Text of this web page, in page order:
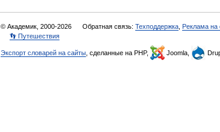
© Академик, 2000-2026 Обратная связь: Техподдержка Реклама на
👣 Путешествия
Экспорт словарей на сайты , сделанные на PHP, Joomla,